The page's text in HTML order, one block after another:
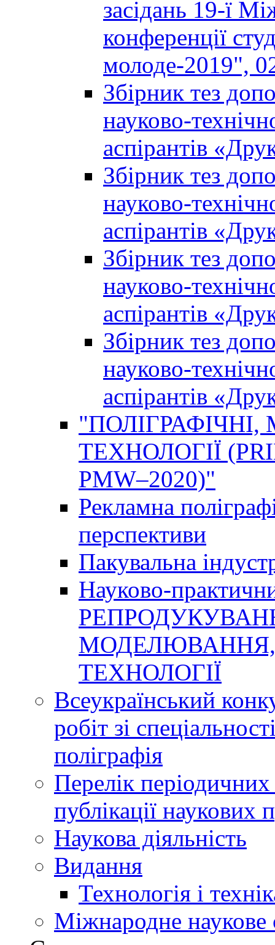
засідань 19-ї
конференції
молоде-2019",
Збірник тез
науково-
аспірантів
Збірник тез
науково-
аспірантів
Збірник тез
науково-
аспірантів
Збірник тез
науково-
аспірантів
ТЕХНОЛОГІЇ
PMW–2020)"
Рекламна
перспективи
Пакувальна
Науково-
МОДЕЛЮВАННЯ,
ТЕХНОЛОГІЇ
Всеукраїнський
робіт зі
поліграфія
Перелік
публікації наукових
Наукова діяльність
Видання
Технологія і
Міжнародне наукове